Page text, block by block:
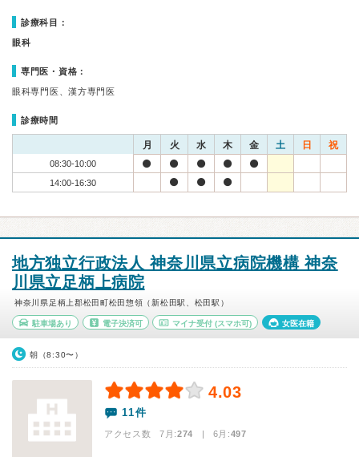
診療科目：
眼科
専門医・資格：
眼科専門医、漢方専門医
診療時間
月 火 水 木 金 土 日 祝
08:30-10:00
14:00-16:30
地方独立行政法人 神奈川県立病院機構 神奈
川県立足柄上病院
神奈川県足柄上郡松田町松田惣領（新松田駅、松田駅）
駐車場あり 電子決済可 マイナ受付 (スマホ可) 女医在籍
朝（8:30〜）
4.03
11件
アクセス数 7月:274 | 6月:497